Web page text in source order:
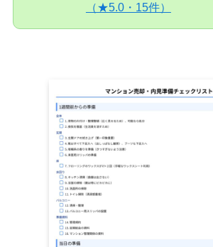
（★5.0・15件）